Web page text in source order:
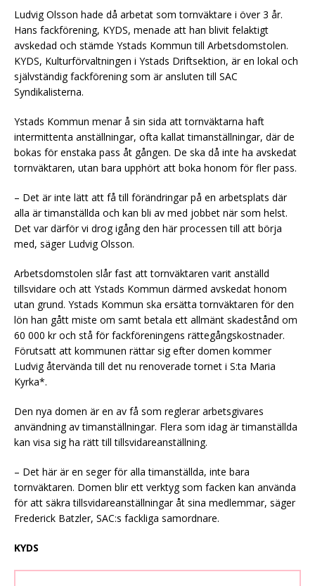
Ludvig Olsson hade då arbetat som tornväktare i över 3 år.
Hans fackförening, KYDS, menade att han blivit felaktigt
avskedad och stämde Ystads Kommun till Arbetsdomstolen.
KYDS, Kulturförvaltningen i Ystads Driftsektion, är en lokal och
självständig fackförening som är ansluten till SAC
Syndikalisterna.
Ystads Kommun menar å sin sida att tornväktarna haft
intermittenta anställningar, ofta kallat timanställningar, där de
bokas för enstaka pass åt gången. De ska då inte ha avskedat
tornväktaren, utan bara upphört att boka honom för fler pass.
– Det är inte lätt att få till förändringar på en arbetsplats där
alla är timanställda och kan bli av med jobbet när som helst.
Det var därför vi drog igång den här processen till att börja
med, säger Ludvig Olsson.
Arbetsdomstolen slår fast att tornväktaren varit anställd
tillsvidare och att Ystads Kommun därmed avskedat honom
utan grund. Ystads Kommun ska ersätta tornväktaren för den
lön han gått miste om samt betala ett allmänt skadestånd om
60 000 kr och stå för fackföreningens rättegångskostnader.
Förutsatt att kommunen rättar sig efter domen kommer
Ludvig återvända till det nu renoverade tornet i S:ta Maria
Kyrka*.
Den nya domen är en av få som reglerar arbetsgivares
användning av timanställningar. Flera som idag är timanställda
kan visa sig ha rätt till tillsvidareanställning.
– Det här är en seger för alla timanställda, inte bara
tornväktaren. Domen blir ett verktyg som facken kan använda
för att säkra tillsvidareanställningar åt sina medlemmar, säger
Frederick Batzler, SAC:s fackliga samordnare.
KYDS